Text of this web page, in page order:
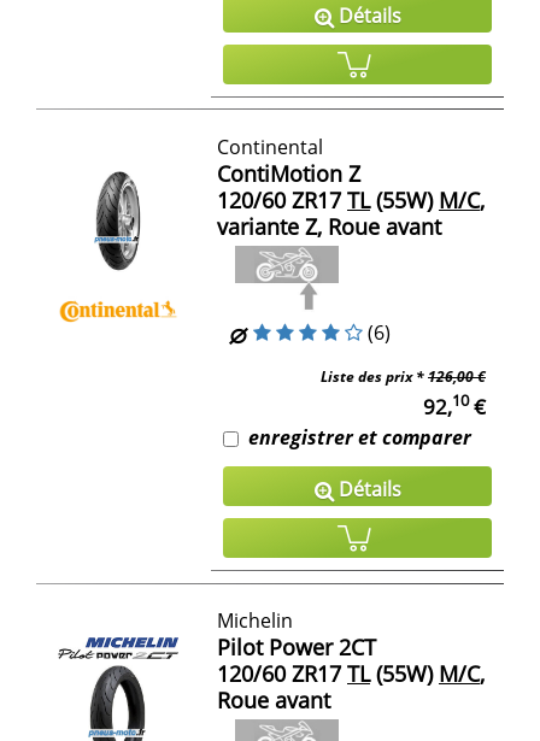
Détails
Continental
ContiMotion Z
120/60 ZR17 TL(55W) M/C,
variante Z, Roue avant
(6)
Liste des prix *126,00 €
92,10€
enregistrer et comparer
Détails
Michelin
Pilot Power 2CT
120/60 ZR17 TL(55W) M/C,
Roue avant